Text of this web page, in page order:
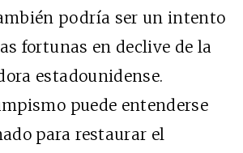
podría ser un intento
fortunas en declive de la
estadounidense.
puede entenderse
para restaurar el